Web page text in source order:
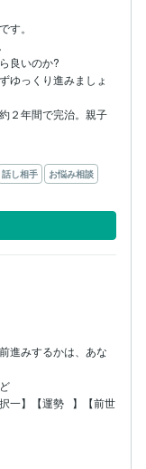
す。
良いのか?
ゆっくり進みましょ
２年間で完治。親子
話し相手
お悩み相談
進みするかは、あな
一】【運勢⠀】【前世